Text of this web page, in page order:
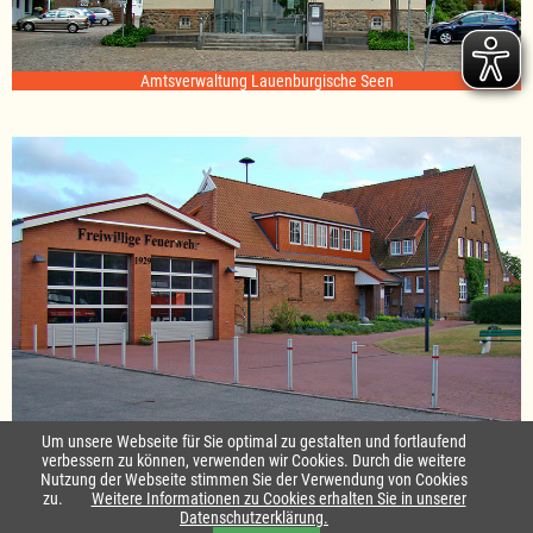
Amtsverwaltung Lauenburgische Seen
Standort Sterley
Startseite|Kontakt
Impressum & Datenschutz|Barrierefreiheit
Um unsere Webseite für Sie optimal zu gestalten und fortlaufend
verbessern zu können, verwenden wir Cookies. Durch die weitere
Nutzung der Webseite stimmen Sie der Verwendung von Cookies
zu.
Weitere Informationen zu Cookies erhalten Sie in unserer
Datenschutzerklärung.